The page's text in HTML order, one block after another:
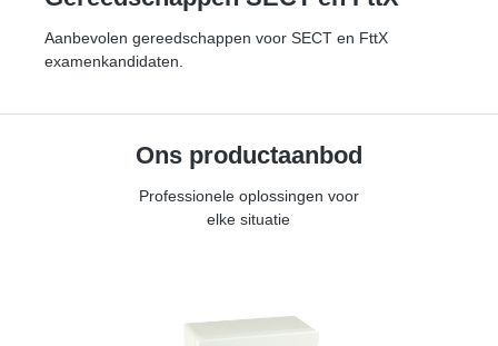
Aanbevolen gereedschappen voor SECT en FttX
examenkandidaten.
Ons productaanbod
Professionele oplossingen voor
elke situatie